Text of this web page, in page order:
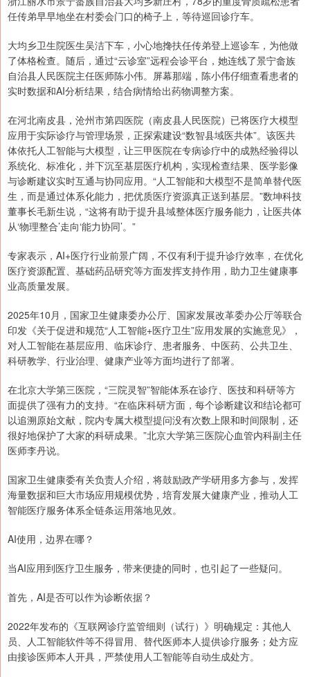
任传弟早早地坐在村委会门口的椅子上，等待巡回诊疗车。
大均乡卫生院医生吴洁下车，小心地搀扶任传弟登上巡诊车，为他做
了体格检查。随后，通过“云诊室”远程会诊平台，她连线了景宁畲族
自治县人民医院主任医师陈小伟。屏幕那端，陈小伟仔细查看患者的
实时数据和AI分析结果，结合病情给出药物调整方案。
在河北南皮县，沧州市第四医院（南皮县人民医院）已将医疗大模型
应用于实际诊疗与管理场景，正探索建设“数智县域医共体”。该医共
体依托人工智能与大模型，让三甲医院在专病诊疗中的成熟经验得以
系统化、标准化，并下沉至基层医疗机构，实现检查结果、医学影像
与诊断建议实时互通与协同应用。“人工智能和大模型不是简单替代医
生，而是通过体系化能力，把优质医疗资源真正送到基层。”数坤科技
董事长毛新生说，“这将有助于提升县域整体医疗服务能力，让医共体
从‘物理整合’走向‘能力协同’。”
专家表示，AI+医疗行业前景广阔，不仅有利于提升诊疗效率，在优化
医疗资源配置、基础药品研究等方面发挥支持作用，助力卫生健康事
业高质量发展。
2025年10月，国家卫生健康委办公厅、国家发展改革委办公厅等联合
印发《关于促进和规范“人工智能+医疗卫生”应用发展的实施意见》，
对人工智能在基层应用、临床诊疗、患者服务、中医药、公共卫生、
科研教学、行业治理、健康产业等方面均进行了部署。
在北京大学第三医院，“三院灵智”智能体系在诊疗、医技和科研等方
面提供了强有力的支持。“在临床科研方面，每个诊断建议和结论都可
以追溯原始文献，院内专属大模型提问没有次数上限和时间限制，还
很好地保护了大家的科研成果。”北京大学第三医院心血管内科副主任
医师李丹说。
国家卫生健康委有关负责人介绍，将鼓励政产学研用多方参与，发挥
海量数据和巨大市场应用规模优势，培育发展大健康产业，推动人工
智能医疗服务体系全链条运用落地见效。
AI使用，边界在哪？
当AI应用到医疗卫生服务，带来便捷的同时，也引起了一些疑问。
首先，AI是否可以作为诊断依据？
2022年发布的《互联网诊疗监管细则（试行）》明确规定：其他人
员、人工智能软件等不得冒用、替代医师本人提供诊疗服务；处方应
由接诊医师本人开具，严禁使用人工智能等自动生成处方。